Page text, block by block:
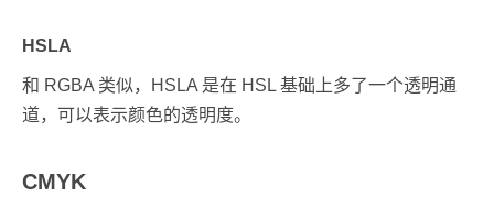
HSLA
和 RGBA 类似，HSLA 是在 HSL 基础上多了一个透明通
道，可以表示颜色的透明度。
CMYK